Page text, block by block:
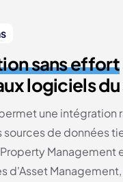
sans effort
logiciels
une intégration
sources de données
Management
d'Asset